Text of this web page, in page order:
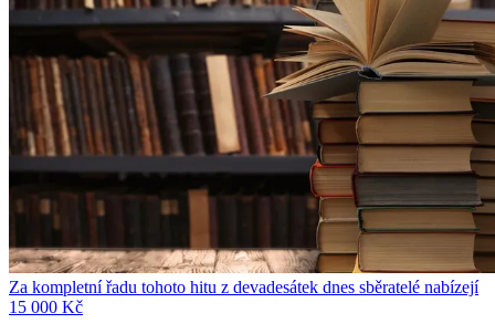
Za kompletní řadu tohoto hitu z devadesátek dnes sběratelé nabízejí
15 000 Kč